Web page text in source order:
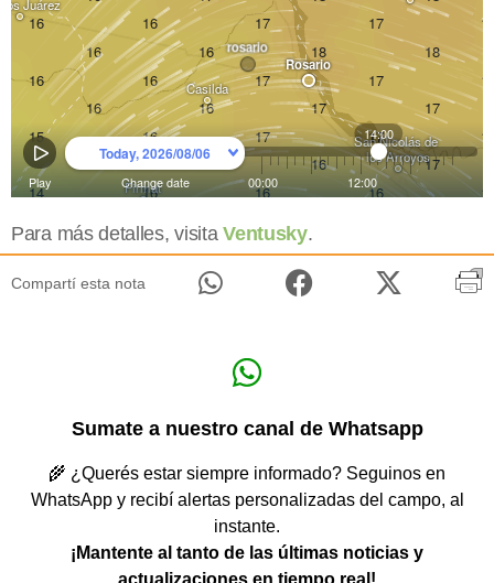
Para más detalles, visitaVentusky.
Compartí esta nota
Sumate a nuestro canal de Whatsapp
🌾 ¿Querés estar siempre informado? Seguinos en
WhatsApp y recibí alertas personalizadas del campo, al
instante.
¡Mantente al tanto de las últimas noticias y
actualizaciones en tiempo real!